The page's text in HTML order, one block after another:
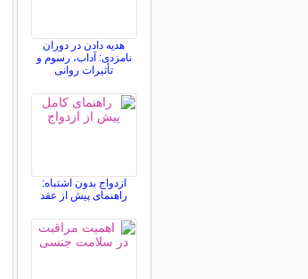
هدیه دادن در دوران
نامزدی: آداب، رسوم و
تأثیرات روانی
ازدواج بدون اشتباه:
راهنمای پیش از عقد